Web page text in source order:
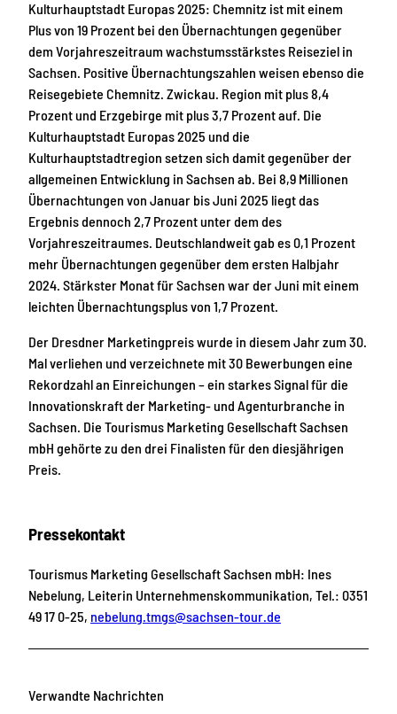
Kulturhauptstadt Europas 2025: Chemnitz ist mit einem
Plus von 19 Prozent bei den Übernachtungen gegenüber
dem Vorjahreszeitraum wachstumsstärkstes Reiseziel in
Sachsen. Positive Übernachtungszahlen weisen ebenso die
Reisegebiete Chemnitz. Zwickau. Region mit plus 8,4
Prozent und Erzgebirge mit plus 3,7 Prozent auf. Die
Kulturhauptstadt Europas 2025 und die
Kulturhauptstadtregion setzen sich damit gegenüber der
allgemeinen Entwicklung in Sachsen ab. Bei 8,9 Millionen
Übernachtungen von Januar bis Juni 2025 liegt das
Ergebnis dennoch 2,7 Prozent unter dem des
Vorjahreszeitraumes. Deutschlandweit gab es 0,1 Prozent
mehr Übernachtungen gegenüber dem ersten Halbjahr
2024. Stärkster Monat für Sachsen war der Juni mit einem
leichten Übernachtungsplus von 1,7 Prozent.
Der Dresdner Marketingpreis wurde in diesem Jahr zum 30.
Mal verliehen und verzeichnete mit 30 Bewerbungen eine
Rekordzahl an Einreichungen – ein starkes Signal für die
Innovationskraft der Marketing- und Agenturbranche in
Sachsen. Die Tourismus Marketing Gesellschaft Sachsen
mbH gehörte zu den drei Finalisten für den diesjährigen
Preis.
Pressekontakt
Tourismus Marketing Gesellschaft Sachsen mbH: Ines
Nebelung, Leiterin Unternehmenskommunikation, Tel.: 0351
49 17 0-25, nebelung.tmgs@sachsen-tour.de
Verwandte Nachrichten